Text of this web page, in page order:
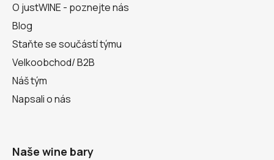
O justWINE - poznejte nás
Blog
Staňte se součástí týmu
Velkoobchod/ B2B
Náš tým
Napsali o nás
Naše wine bary